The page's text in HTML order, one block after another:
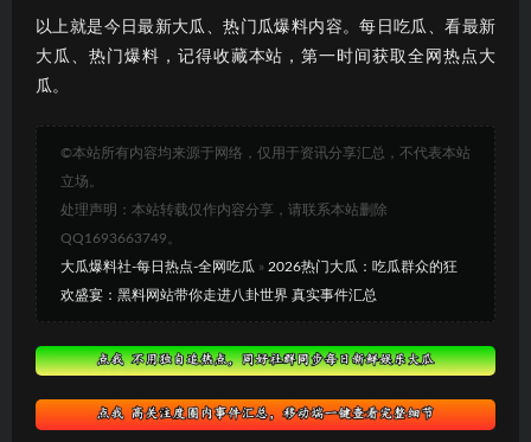
以上就是今日最新大瓜、热门瓜爆料内容。每日吃瓜、看最新
大瓜、热门爆料，记得收藏本站，第一时间获取全网热点大
瓜。
©本站所有内容均来源于网络，仅用于资讯分享汇总，不代表本站
立场。
处理声明：本站转载仅作内容分享，请联系本站删除
QQ1693663749。
大瓜爆料社-每日热点-全网吃瓜 » 2026热门大瓜：吃瓜群众的狂
欢盛宴：黑料网站带你走进八卦世界 真实事件汇总